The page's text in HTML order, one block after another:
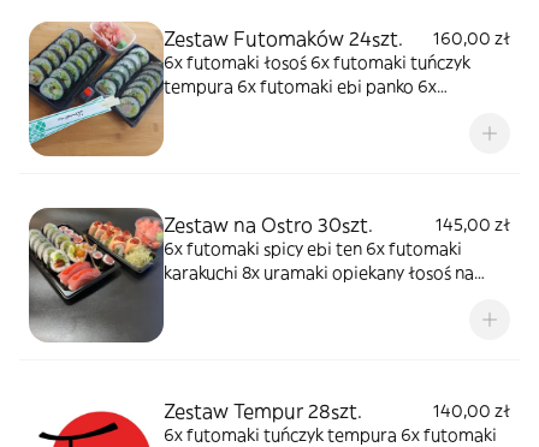
Zestaw Futomaków 24szt.
160,00 zł
6x futomaki łosoś 6x futomaki tuńczyk
tempura 6x futomaki ebi panko 6x
Zestaw na Ostro 30szt.
145,00 zł
6x futomaki spicy ebi ten 6x futomaki
karakuchi 8x uramaki opiekany łosoś na
Zestaw Tempur 28szt.
140,00 zł
6x futomaki tuńczyk tempura 6x futomaki